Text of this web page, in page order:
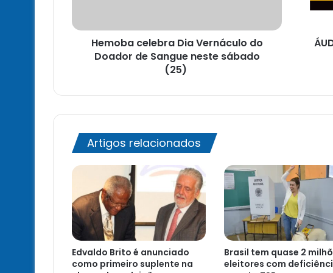
neste
sábadoHemoba celebra Dia Vernáculo do
Doador de Sangue neste sábado
(25)
emitirá
Artigos relacionados
Edvaldo Brito é anunciado
como primeiro suplente na
Brasil tem quase 2
eleitores com